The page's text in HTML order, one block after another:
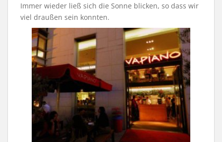
Immer wieder ließ sich die Sonne blicken, so dass wir
viel draußen sein konnten.